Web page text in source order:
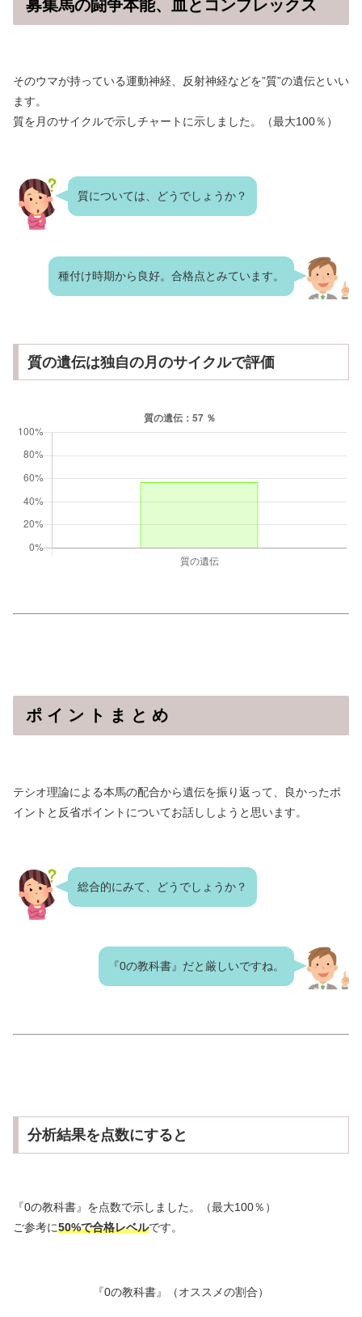
募集馬の闘争本能、血とコンプレックス
そのウマが持っている運動神経、反射神経などを”質”の遺伝といい
ます。
質を月のサイクルで示しチャートに示しました。（最大100％）
質については、どうでしょうか？
種付け時期から良好。合格点とみています。
質の遺伝は独自の月のサイクルで評価
ポ イ ン ト ま と め
テシオ理論による本馬の配合から遺伝を振り返って、良かったポ
イントと反省ポイントについてお話ししようと思います。
総合的にみて、どうでしょうか？
『0の教科書』だと厳しいですね。
分析結果を点数にすると
『0の教科書』を点数で示しました。（最大100％）
ご参考に50%で合格レベルです。
『0の教科書』（オススメの割合）